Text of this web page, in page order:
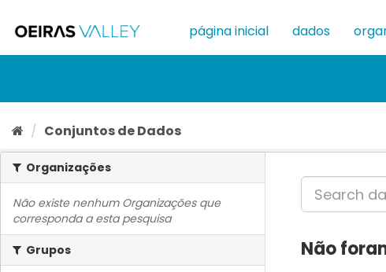
para
conteúdo
página inicial dados
Conjuntos de Dados
Organizações
Não existe nenhum Organizações que
corresponda a esta pesquisa
Grupos
Não